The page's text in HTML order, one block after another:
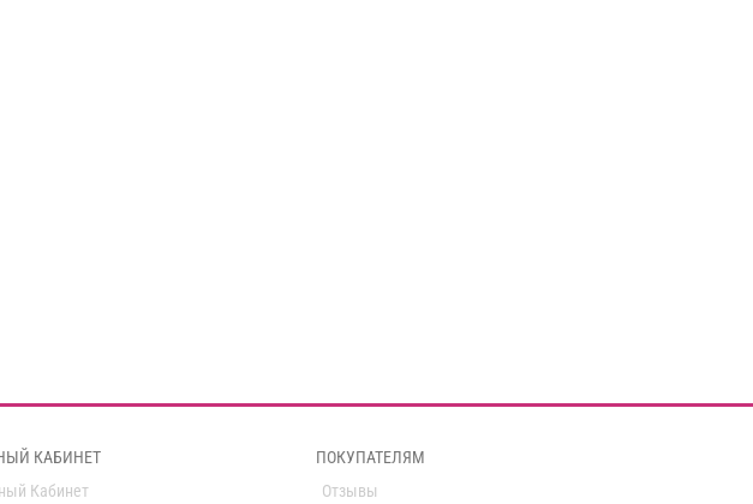
КАБИНЕТ
Кабинет
ПОКУПАТЕЛЯМ
Отзывы